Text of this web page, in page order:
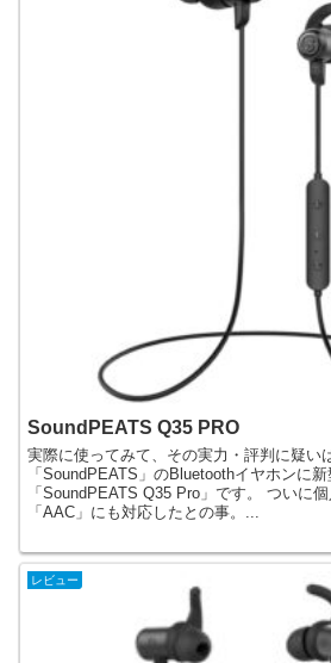
SoundPEATS Q35 PRO
実際に使ってみて、その実力・評判に疑い
「SoundPEATS」のBluetoothイヤホンに新
「SoundPEATS Q35 Pro」です。 ついに
「AAC」にも対応したとの事。...
レビュー